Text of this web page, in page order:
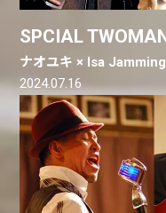
SPCIAL
ナオユキ × Isa
2024.07.16